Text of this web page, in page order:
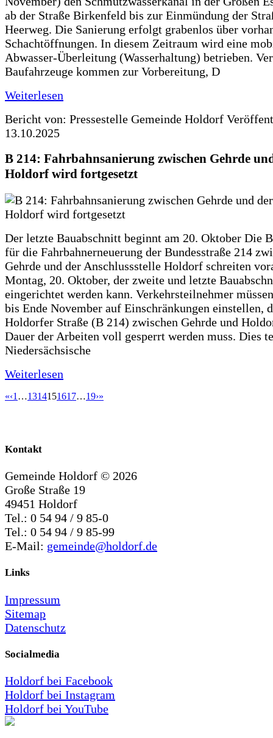
ab der Straße Birkenfeld bis zur Einmündung der
Heerweg. Die Sanierung erfolgt grabenlos über
Schachtöffnungen. In diesem Zeitraum wird eine
Abwasser-Überleitung (Wasserhaltung) betrieben.
Baufahrzeuge kommen zur Vorbereitung, D
Weiterlesen
Bericht von: Pressestelle Gemeinde Holdorf
13.10.2025
B 214: Fahrbahnsanierung zwischen Gehrde
Holdorf wird fortgesetzt
Der letzte Bauabschnitt beginnt am 20. Oktober Die
für die Fahrbahnerneuerung der Bundesstraße 214
Gehrde und der Anschlussstelle Holdorf schreiten
Montag, 20. Oktober, der zweite und letzte
eingerichtet werden kann. Verkehrsteilnehmer
bis Ende November auf Einschränkungen einstellen,
Holdorfer Straße (B 214) zwischen Gehrde und
Dauer der Arbeiten voll gesperrt werden muss. Dies
Niedersächsische
Weiterlesen
«‹1 …1314151617…19›»
Kontakt
Gemeinde Holdorf © 2026
Große Straße 19
49451 Holdorf
Tel.: 0 54 94 / 9 85-0
Tel.: 0 54 94 / 9 85-99
E-Mail: gemeinde@holdorf.de
Links
Impressum
Sitemap
Datenschutz
Socialmedia
Holdorf bei Facebook
Holdorf bei Instagram
Holdorf bei YouTube